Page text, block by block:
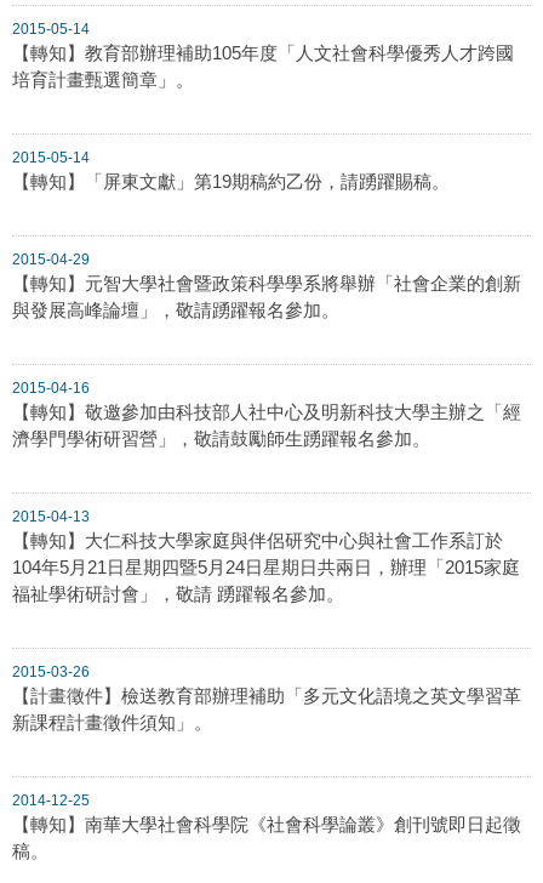
2015-05-14
【轉知】教育部辦理補助105年度「人文社會科學優秀人才跨國
培育計畫甄選簡章」。
2015-05-14
【轉知】「屏東文獻」第19期稿約乙份，請踴躍賜稿。
2015-04-29
【轉知】元智大學社會暨政策科學學系將舉辦「社會企業的創新
與發展高峰論壇」，敬請踴躍報名參加。
2015-04-16
【轉知】敬邀參加由科技部人社中心及明新科技大學主辦之「經
濟學門學術研習營」，敬請鼓勵師生踴躍報名參加。
2015-04-13
【轉知】大仁科技大學家庭與伴侶研究中心與社會工作系訂於
104年5月21日星期四暨5月24日星期日共兩日，辦理「2015家庭
福祉學術研討會」，敬請 踴躍報名參加。
2015-03-26
【計畫徵件】檢送教育部辦理補助「多元文化語境之英文學習革
新課程計畫徵件須知」。
2014-12-25
【轉知】南華大學社會科學院《社會科學論叢》創刊號即日起徵
稿。